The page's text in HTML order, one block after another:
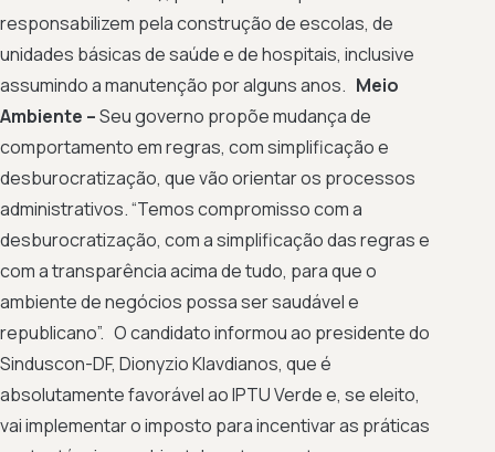
responsabilizem pela construção de escolas, de
unidades básicas de saúde e de hospitais, inclusive
assumindo a manutenção por alguns anos. Meio
Ambiente –Seu governo propõe mudança de
comportamento em regras, com simplificação e
desburocratização, que vão orientar os processos
administrativos. “Temos compromisso com a
desburocratização, com a simplificação das regras e
com a transparência acima de tudo, para que o
ambiente de negócios possa ser saudável e
republicano”. O candidato informou ao presidente do
Sinduscon-DF, Dionyzio Klavdianos, que é
absolutamente favorável ao IPTU Verde e, se eleito,
vai implementar o imposto para incentivar as práticas